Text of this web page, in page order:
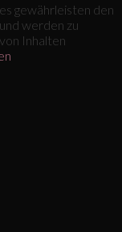
gewährleisten den
werden zu
Inhalten